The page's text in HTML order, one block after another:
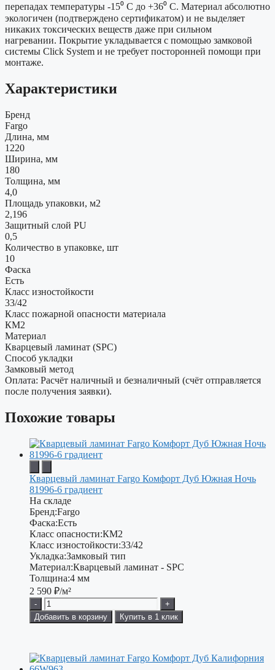
перепадах температуры -15⁰ С до +36⁰ С. Материал абсолютно
экологичен (подтверждено сертификатом) и не выделяет
никаких токсических веществ даже при сильном
нагревании. Покрытие укладывается с помощью замковой
системы Click System и не требует посторонней помощи при
монтаже.
Характеристики
Бренд
Fargo
Длина, мм
1220
Ширина, мм
180
Толщина, мм
4,0
Площадь упаковки, м2
2,196
Защитный слой PU
0,5
Количество в упаковке, шт
10
Фаска
Есть
Класс изностойкости
33/42
Класс пожарной опасности материала
КМ2
Материал
Кварцевый ламинат (SPC)
Способ укладки
Замковый метод
Оплата: Расчёт наличный и безналичный (счёт отправляется
после получения заявки).
Похожие товары
Кварцевый ламинат Fargo Комфорт Дуб Южная Ночь
81996-6 градиент
На складе
Бренд:Fargo
Фаска:Есть
Класс опасности:КМ2
Класс изностойкости:33/42
Укладка:Замковый тип
Материал:Кварцевый ламинат - SPC
Толщина:4 мм
2 590 ₽/м²
-
+
Добавить в корзину
Купить в 1 клик